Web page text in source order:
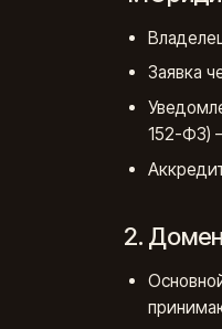
Заявка
152-ФЗ)
2. Домен